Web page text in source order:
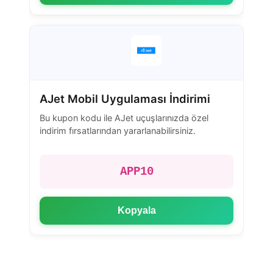
AJet Mobil Uygulaması İndirimi
Bu kupon kodu ile AJet uçuşlarınızda özel
indirim fırsatlarından yararlanabilirsiniz.
APP10
Kopyala